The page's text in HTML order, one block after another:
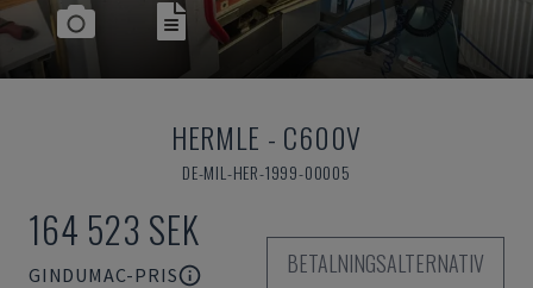
HERMLE - C600V
DE-MIL-HER-1999-00005
164 523 SEK
GINDUMAC-PRIS
BETALNINGSALTERNATIV